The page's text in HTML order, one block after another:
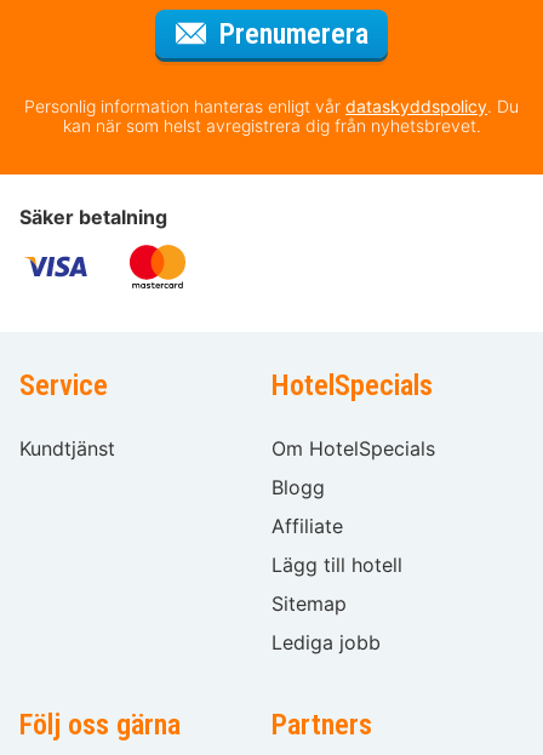
Prenumerera
Personlig information hanteras enligt vår dataskyddspolicy. Du
kan när som helst avregistrera dig från nyhetsbrevet.
Säker betalning
Service
Kundtjänst
HotelSpecials
Om HotelSpecials
Blogg
Affiliate
Lägg till hotell
Sitemap
Lediga jobb
Följ oss gärna Partners